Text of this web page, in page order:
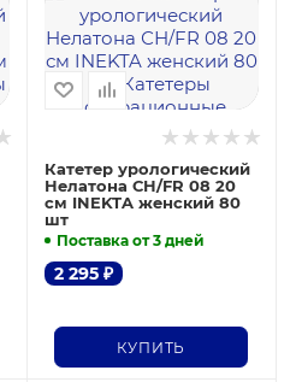
Катетер урологический
Нелатона СН/FR 08 20
см INEKTA женский 80
шт
Поставка от 3 дней
2 295₽
КУПИТЬ